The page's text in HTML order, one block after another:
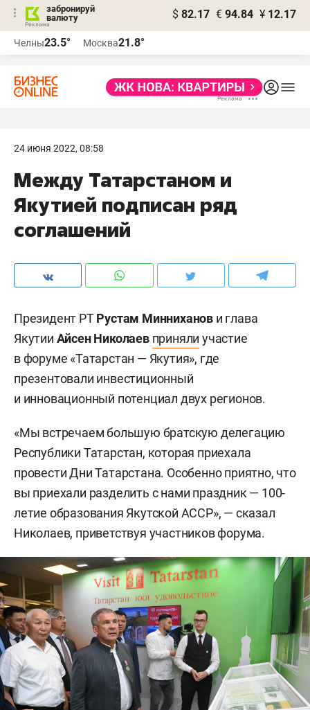
забронируй
валюту
$ 82.17 € 94.84 ¥ 12.17
Челны23.5° Москва21.8°
24 июня 2022, 08:58
Между Татарстаном и
Якутией подписан ряд
соглашений
Президент РТРустам Минниханов и глава
Якутии Айсен Николаев приняли участие
в форуме «Татарстан — Якутия», где
презентовали инвестиционный
и инновационный потенциал двух регионов.
«Мы встречаем большую братскую делегацию
Республики Татарстан, которая приехала
провести Дни Татарстана. Особенно приятно, что
вы приехали разделить с нами праздник — 100-
летие образования Якутской АССР», — сказал
Николаев, приветствуя участников форума.